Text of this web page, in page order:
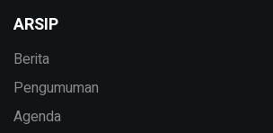
ARSIP
Berita
Pengumuman
Agenda